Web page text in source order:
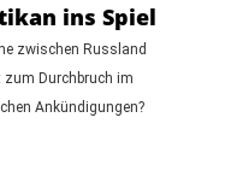
ins Spiel
zwischen Russland
Durchbruch im
Ankündigungen?